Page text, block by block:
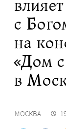
с
на
«Дом
в
МОСКВА